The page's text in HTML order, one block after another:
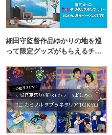
細田守監督作品ゆかりの地を巡
って限定グッズがもらえるチャ